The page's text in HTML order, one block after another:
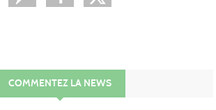
COMMENTEZ LA NEWS